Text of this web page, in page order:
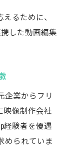
るために、
した動画編集
企業からフリ
映像制作会社
経験者を優遇
められていま